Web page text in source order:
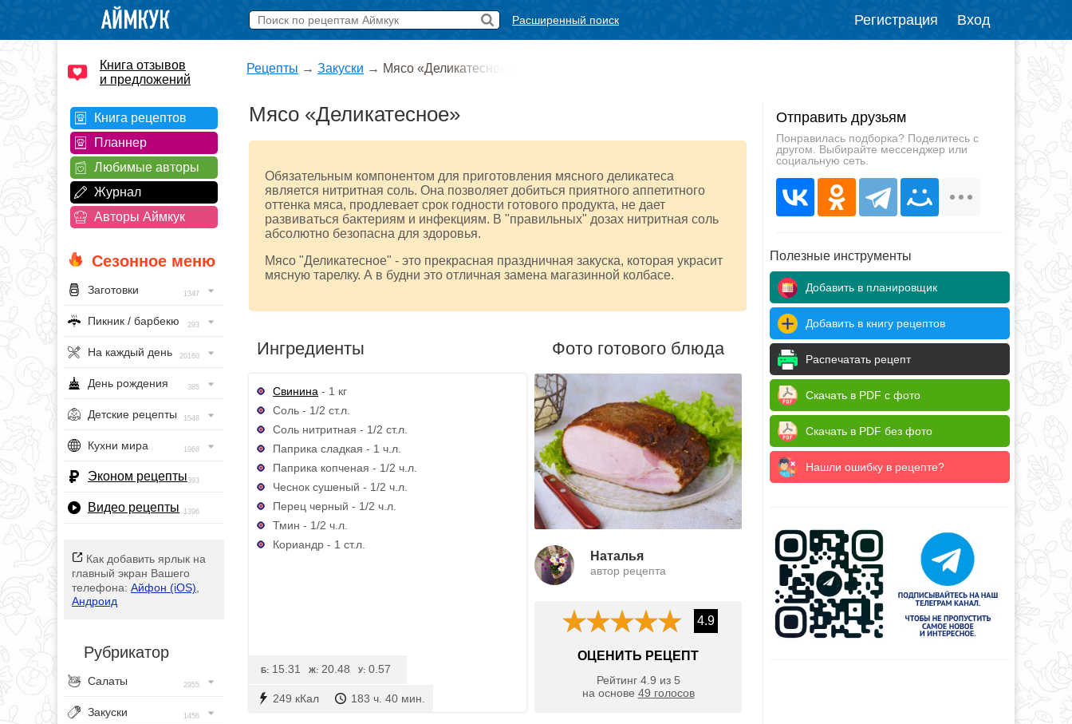
Расширенный поиск Регистрация Вход
Книга отзывов
и предложений
Книга рецептов
Планнер
Любимые авторы
Журнал
Авторы Аймкук
Сезонное меню
Заготовки 1347
Пикник / барбекю 293
На каждый день 20160
День рождения 385
Детские рецепты 1548
Кухни мира 1968
Эконом рецепты393
Видео рецепты 1396
Как добавить ярлык на
главный экран Вашего
телефона: Айфон (iOS)
Андроид
Рубрикатор
Салаты 2955
Закуски 1456
Рецепты → Закуски → Мясо «Деликатесное»
Мясо «Деликатесное»
Обязательным компонентом для приготовления мясного деликатеса
является нитритная соль. Она позволяет добиться приятного аппетитного
оттенка мяса, продлевает срок годности готового продукта, не дает
развиваться бактериям и инфекциям. В "правильных" дозах нитритная соль
абсолютно безопасна для здоровья.
Мясо "Деликатесное" - это прекрасная праздничная закуска, которая украсит
мясную тарелку. А в будни это отличная замена магазинной колбасе.
Ингредиенты
Свинина - 1 кг
Соль - 1/2 ст.л.
Соль нитритная - 1/2 ст.л.
Паприка сладкая - 1 ч.л.
Паприка копченая - 1/2 ч.л.
Чеснок сушеный - 1/2 ч.л.
Перец черный - 1/2 ч.л.
Тмин - 1/2 ч.л.
Кориандр - 1 ст.л.
249 кКал 183 ч. 40 мин.
Б: 15.31 Ж: 20.48 У: 0.57
Фото готового блюда
Наталья
автор рецепта
4.9
ОЦЕНИТЬ РЕЦЕПТ
Рейтинг 4.9 из 5
на основе 49 голосов
Отправить друзьям
Понравилась подборка? Поделитесь с
другом. Выбирайте мессенджер или
социальную сеть.
Полезные инструменты
Добавить в планировщик
Добавить в книгу рецептов
Распечатать рецепт
Скачать в PDF с фото
Скачать в PDF без фото
Нашли ошибку в рецепте?